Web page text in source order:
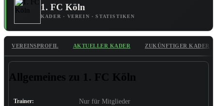
1. FC Köln
KADER · VEREIN · STATISTIKEN
VEREINSPROFIL AKTUELLER KADER ZUKÜNFTIGER KADER
Allgemeines zu 1. FC Köln
Trainer: Nur für Mitglieder